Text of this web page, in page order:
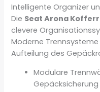
Intelligente Organizer
Die Seat Arona
clevere
Moderne
Aufteilung des
Modulare
Gepäcksicherung